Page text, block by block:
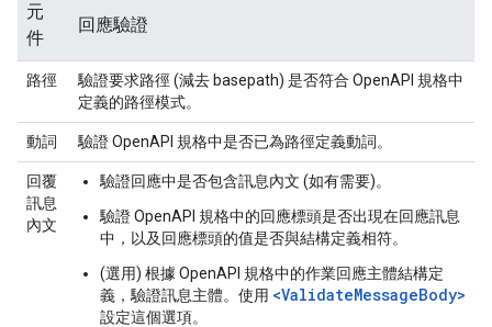
元
件
回應驗證
路徑
驗證要求路徑 (減去 basepath) 是否符合 OpenAPI 規格中
定義的路徑模式。
動詞 驗證 OpenAPI 規格中是否已為路徑定義動詞。
回覆
訊息
內文
驗證回應中是否包含訊息內文 (如有需要)。
驗證 OpenAPI 規格中的回應標頭是否出現在回應訊息
中，以及回應標頭的值是否與結構定義相符。
(選用) 根據 OpenAPI 規格中的作業回應主體結構定
義，驗證訊息主體。使用 <ValidateMessageBody>
設定這個選項。